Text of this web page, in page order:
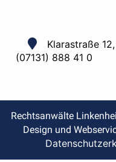
Klarastraße
(07131) 888 41 0
Rechtsanwälte
Design und